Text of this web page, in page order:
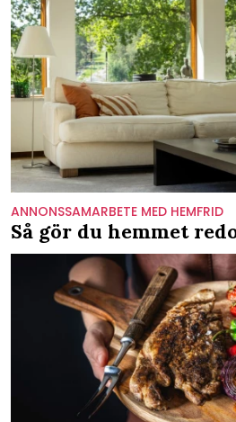
ANNONSSAMARBETE MED HEMFRID
Så gör du hemmet